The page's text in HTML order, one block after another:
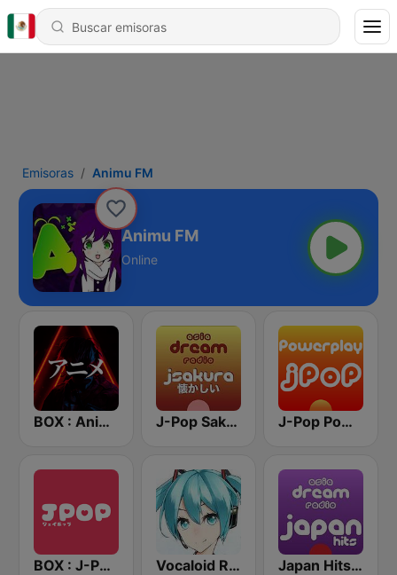
Emisoras Animu FM
Animu FM
Online
BOX : Anime Radio -アニメラジオ J-Pop Sakura 懐かしい J-Pop Powerplay
BOX : J-POP Radio - ジェイポップ 無線 Vocaloid Radio Japan Hits - Asia DREAM Radio